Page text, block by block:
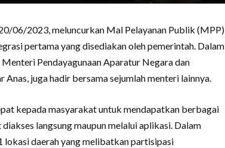
06/2023, meluncurkan Mal Pelayanan Publik (MPP)
pertama yang disediakan oleh pemerintah. Dalam
Pendayagunaan Aparatur Negara dan
juga hadir bersama sejumlah menteri lainnya.
kepada masyarakat untuk mendapatkan berbagai
langsung maupun melalui aplikasi. Dalam
daerah yang melibatkan partisipasi